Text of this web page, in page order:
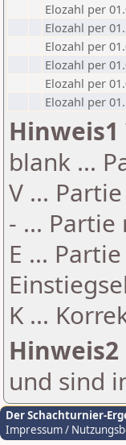
Elozahl per
Elozahl per
Elozahl per
Elozahl per
Elozahl per
Elozahl per
Hinweis1
blank ...
V ...
- ...
E ...
K ...
Hinweis2
und sind
Der Schachturnier-
Impressum /